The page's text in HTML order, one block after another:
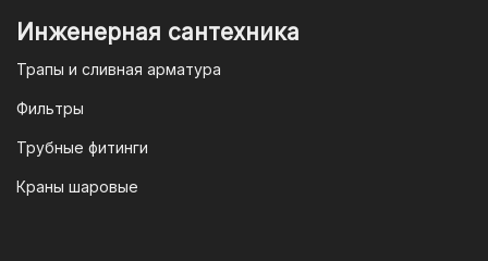
Инженерная сантехника
Трапы и сливная арматура
Фильтры
Трубные фитинги
Краны шаровые